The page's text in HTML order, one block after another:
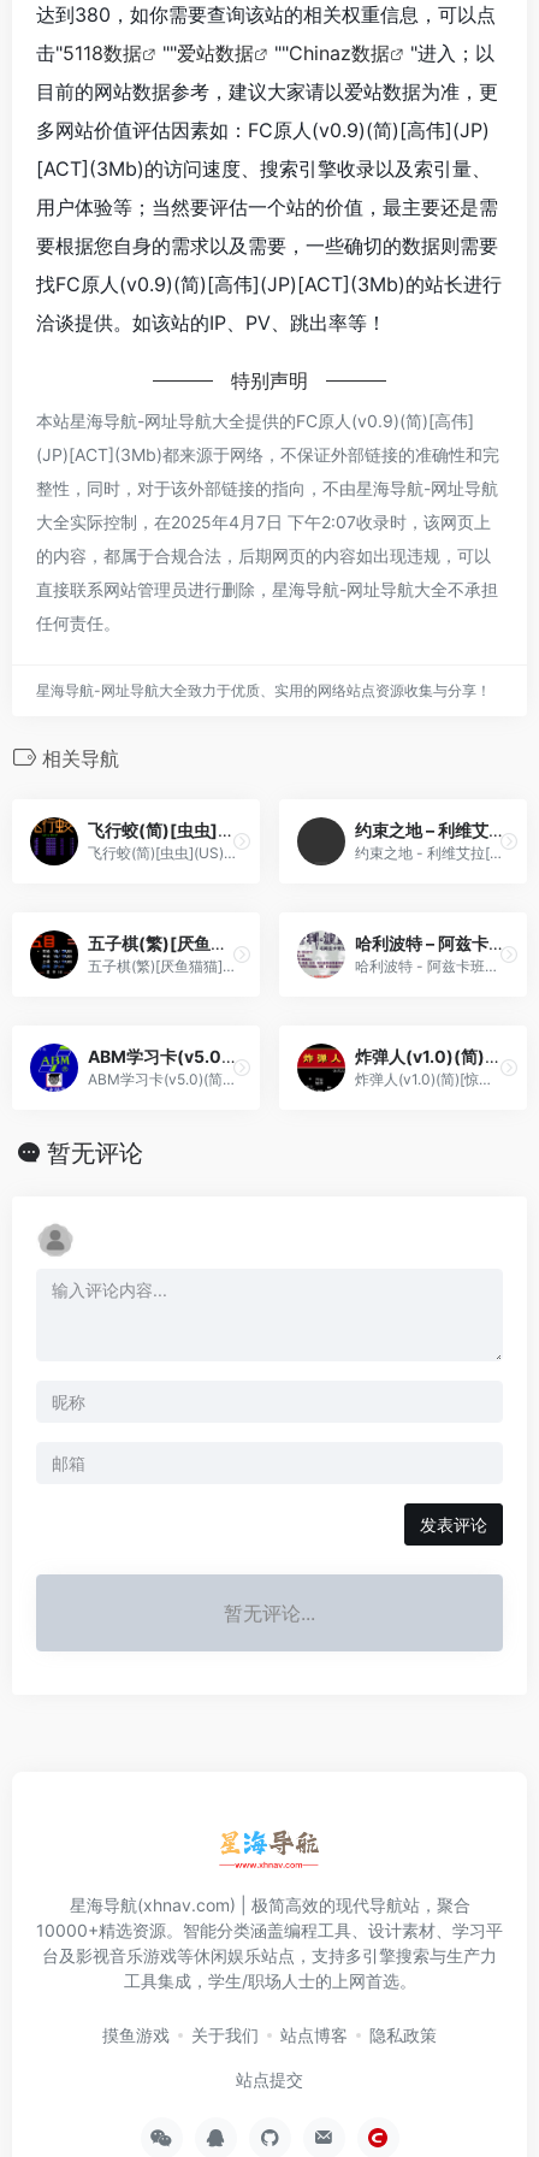
达到380，如你需要查询该站的相关权重信息，可以点
击"5118数据 ""爱站数据 ""Chinaz数据
"进入；以
目前的网站数据参考，建议大家请以爱站数据为准，更
多网站价值评估因素如：FC原人(v0.9)(简)[高伟](JP)
[ACT](3Mb)的访问速度、搜索引擎收录以及索引量、
用户体验等；当然要评估一个站的价值，最主要还是需
要根据您自身的需求以及需要，一些确切的数据则需要
找FC原人(v0.9)(简)[高伟](JP)[ACT](3Mb)的站长进行
洽谈提供。如该站的IP、PV、跳出率等！
特别声明
本站星海导航-网址导航大全提供的FC原人(v0.9)(简)[高伟]
(JP)[ACT](3Mb)都来源于网络，不保证外部链接的准确性和完
整性，同时，对于该外部链接的指向，不由星海导航-网址导航
大全实际控制，在2025年4月7日 下午2:07收录时，该网页上
的内容，都属于合规合法，后期网页的内容如出现违规，可以
直接联系网站管理员进行删除，星海导航-网址导航大全不承担
任何责任。
星海导航-网址导航大全致力于优质、实用的网络站点资源收集与分享！
相关导航
飞行蛟(简)[虫虫](US)[STG](1.5Mb)
飞行蛟(简)[虫虫](US)[STG](1.5Mb)
约束之地 – 利维艾拉[PromisedLand](v1.05)[繁](JP)(256Mb)
约束之地 - 利维艾拉[PromisedLand](v1.05)[繁](JP)(256Mb)
五子棋(繁)[厌鱼猫猫](JP)[TAB](0.18Mb)
五子棋(繁)[厌鱼猫猫](JP)[TAB](0.18Mb)
哈利波特 – 阿兹卡班的逃犯[施珂昱](简)(JP)(128Mb)
哈利波特 - 阿兹卡班的逃犯[施珂昱](简)(JP)(128Mb)
ABM学习卡(v5.0)(简)[maxzhou88](CN)[ETC](8Mb)
ABM学习卡(v5.0)(简)[maxzhou88](CN)[ETC](8Mb)
炸弹人(v1.0)(简)[惊风](JP)[PUZ](0.37Mb)
炸弹人(v1.0)(简)[惊风](JP)[PUZ](0.37Mb)
暂无评论
发表评论
暂无评论...
星海导航(xhnav.com) | 极简高效的现代导航站，聚合
10000+精选资源。智能分类涵盖编程工具、设计素材、学习平
台及影视音乐游戏等休闲娱乐站点，支持多引擎搜索与生产力
工具集成，学生/职场人士的上网首选。
摸鱼游戏 关于我们 站点博客 隐私政策
站点提交